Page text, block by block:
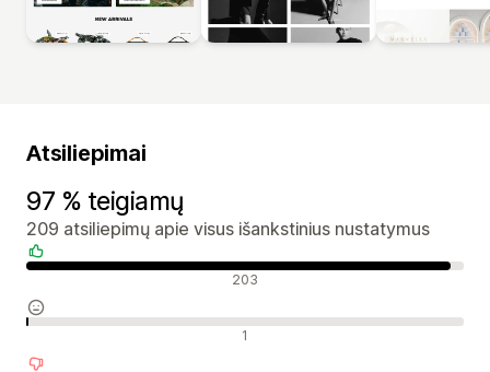
Atsiliepimai
97 % teigiamų
209 atsiliepimų apie visus išankstinius nustatymus
Teigiami atsiliepimai 203
Neutralūs atsiliepimai 1